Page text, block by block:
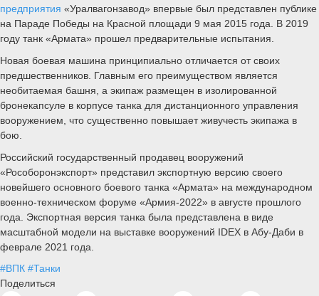
предприятия «Уралвагонзавод» впервые был представлен публике
на Параде Победы на Красной площади 9 мая 2015 года. В 2019
году танк «Армата» прошел предварительные испытания.
Новая боевая машина принципиально отличается от своих
предшественников. Главным его преимуществом является
необитаемая башня, а экипаж размещен в изолированной
бронекапсуле в корпусе танка для дистанционного управления
вооружением, что существенно повышает живучесть экипажа в
бою.
Российский государственный продавец вооружений
«Рособоронэкспорт» представил экспортную версию своего
новейшего основного боевого танка «Армата» на международном
военно-техническом форуме «Армия-2022» в августе прошлого
года. Экспортная версия танка была представлена в виде
масштабной модели на выставке вооружений IDEX в Абу-Даби в
феврале 2021 года.
#ВПК #Танки
Поделиться